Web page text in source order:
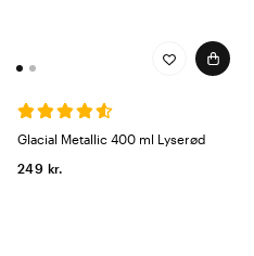
Glacial Metallic 400 ml Lyserød
249 kr.